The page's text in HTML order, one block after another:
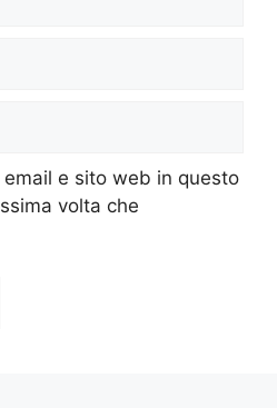
e sito web in questo
volta che